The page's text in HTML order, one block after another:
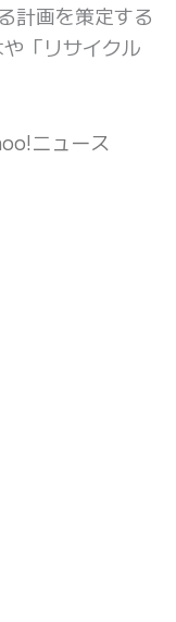
計画を策定する
「リサイクル
ニュース